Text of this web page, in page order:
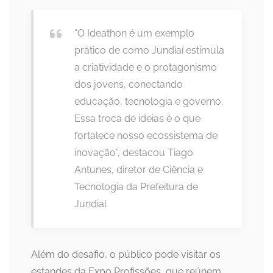
“O Ideathon é um exemplo
prático de como Jundiaí estimula
a criatividade e o protagonismo
dos jovens, conectando
educação, tecnologia e governo.
Essa troca de ideias é o que
fortalece nosso ecossistema de
inovação”, destacou Tiago
Antunes, diretor de Ciência e
Tecnologia da Prefeitura de
Jundiaí.
Além do desafio, o público pode visitar os